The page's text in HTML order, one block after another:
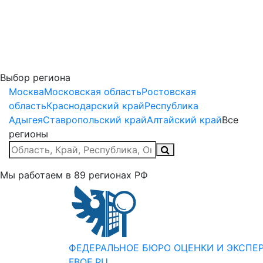
Выбор региона
МоскваМосковская областьРостовская
областьКраснодарский крайРеспублика
АдыгеяСтавропольский крайАлтайский крайВсе
регионы
Мы работаем в 89 регионах РФ
ФЕДЕРАЛЬНОЕ БЮРО ОЦЕНКИ И